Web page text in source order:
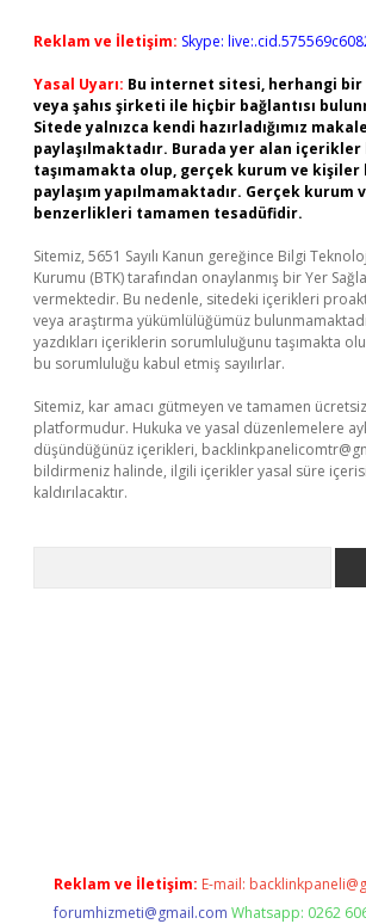
Reklam ve İletişim: Skype:
Yasal Uyarı: Bu internet sitesi, herhangi bir
veya şahıs şirketi ile hiçbir bağlantısı
Sitede yalnızca kendi hazırladığımız
paylaşılmaktadır. Burada yer alan
taşımamakta olup, gerçek kurum ve kişiler
paylaşım yapılmamaktadır. Gerçek kurum
benzerlikleri tamamen tesadüfidir.
Sitemiz, 5651 Sayılı Kanun gereğince Bilgi
Kurumu (BTK) tarafından onaylanmış bir Yer
vermektedir. Bu nedenle, sitedeki içerikleri
veya araştırma yükümlülüğümüz
yazdıkları içeriklerin sorumluluğunu taşımakta
bu sorumluluğu kabul etmiş sayılırlar.
Sitemiz, kar amacı gütmeyen ve tamamen
platformudur. Hukuka ve yasal düzenlemelere
düşündüğünüz içerikleri,
bildirmeniz halinde, ilgili içerikler yasal süre
kaldırılacaktır.
Reklam ve İletişim: E-mail:
forumhizmeti@gmail.com Whatsapp: 0262